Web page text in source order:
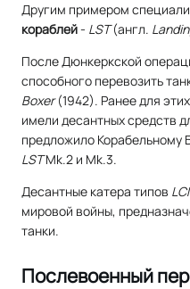
Другим примером
кораблей- LST(англ.
После Дюнкеркской
способного перевозить
Boxer(1942). Ранее для
имели десантных средств
предложило
LSTMk.2 и Mk.3.
Десантные катера типов
мировой войны,
танки.
Послевоенный